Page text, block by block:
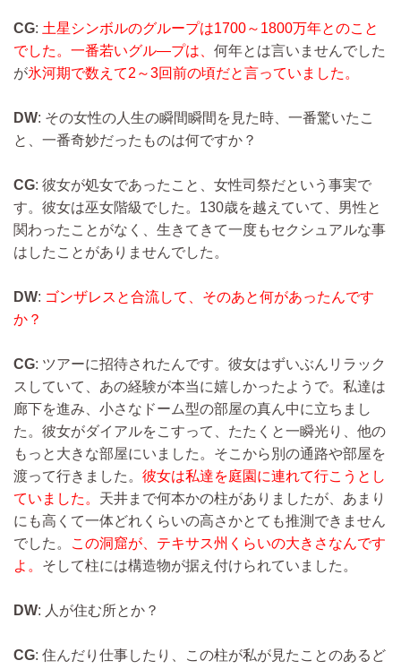
CG: 土星シンボルのグループは1700～1800万年とのこと
でした。一番若いグル―プは、 何年とは言いませんでした
が氷河期で数えて2～3回前の頃だと言っていました。
DW: その女性の人生の瞬間瞬間を見た時、一番驚いたこ
と、一番奇妙だったものは何ですか？
CG: 彼女が処女であったこと、女性司祭だという事実で
す。彼女は巫女階級でした。130歳を越えていて、男性と
関わったことがなく、生きてきて一度もセクシュアルな事
はしたことがありませんでした。
DW: ゴンザレスと合流して、そのあと何があったんです
か？
CG: ツアーに招待されたんです。彼女はずいぶんリラック
スしていて、あの経験が本当に嬉しかったようで。私達は
廊下を進み、小さなドーム型の部屋の真ん中に立ちまし
た。彼女がダイアルをこすって、たたくと一瞬光り、他の
もっと大きな部屋にいました。そこから別の通路や部屋を
渡って行きました。 彼女は私達を庭園に連れて行こうとし
ていました。 天井まで何本かの柱がありましたが、あまり
にも高くて一体どれくらいの高さかとても推測できません
でした。
この洞窟が、テキサス州くらいの大きさなんです
よ。 そして柱には構造物が据え付けられていました。
DW: 人が住む所とか？
CG: 住んだり仕事したり、この柱が私が見たことのあるど